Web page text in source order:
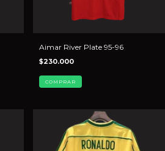
Aimar River Plate 95-96
$230.000
COMPRAR